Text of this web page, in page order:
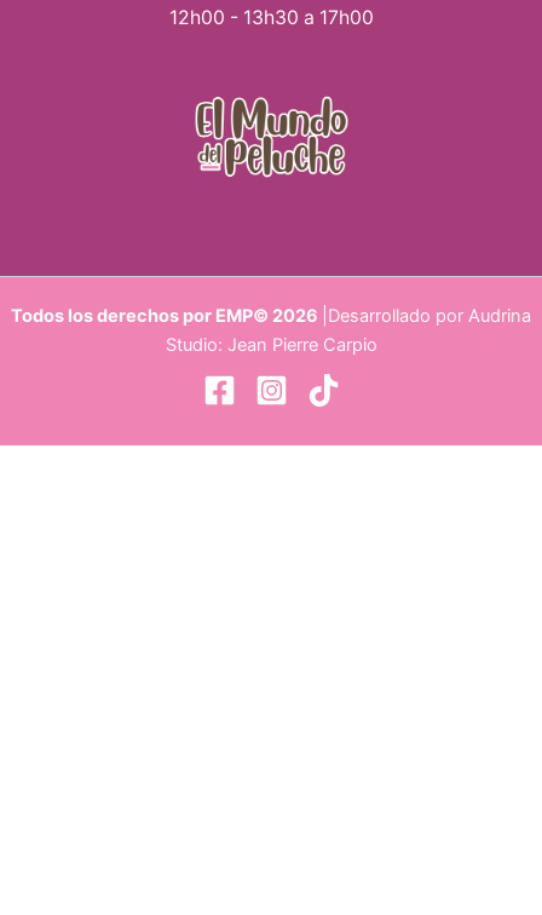
12h00 - 13h30 a 17h00
Todos los derechos por EMP© 2026 |Desarrollado por Audrina
Studio: Jean Pierre Carpio